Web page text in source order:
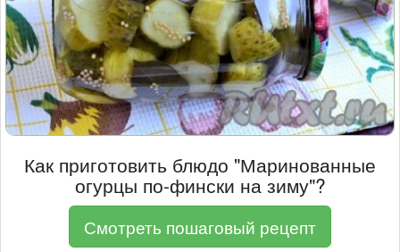
Как приготовить блюдо "Маринованные
огурцы по-фински на зиму"?
Смотреть пошаговый рецепт